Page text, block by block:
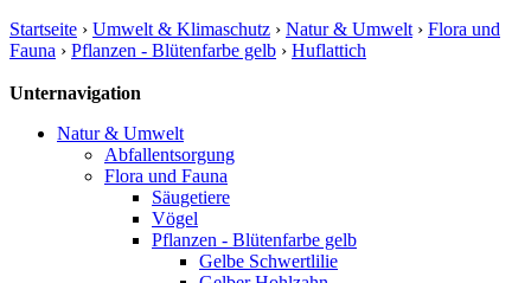
Startseite › Umwelt & Klimaschutz › Natur & Umwelt › Flora und
Fauna › Pflanzen - Blütenfarbe gelb › Huflattich
Unternavigation
Natur & Umwelt
Abfallentsorgung
Flora und Fauna
Säugetiere
Vögel
Pflanzen - Blütenfarbe gelb
Gelbe Schwertlilie